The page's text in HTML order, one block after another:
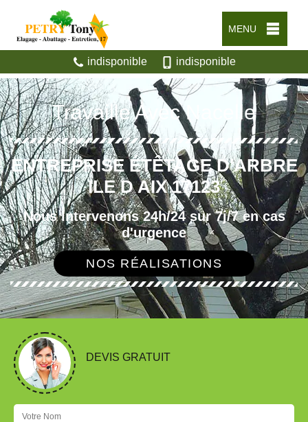
MENU
indisponible indisponible
Travaille Avec Nacelle
ENTREPRISE ÉTÊTAGE D'ARBRE
ILE D AIX 17123
Nous intervenons 24h/24 sur 7j/7 en cas
d'urgence
NOS RÉALISATIONS
DEVIS GRATUIT